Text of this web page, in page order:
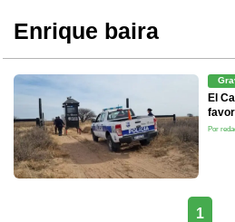
Enrique baira
El
Por
1